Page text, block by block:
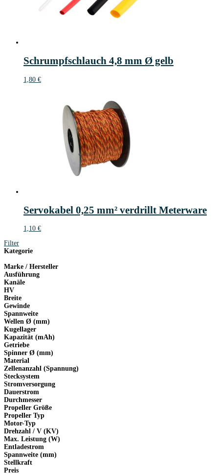
Schrumpfschlauch 4,8 mm Ø gelb
1,80 €
Servokabel 0,25 mm² verdrillt Meterware
1,10 €
Filter
Kategorie
Marke / Hersteller
Ausführung
Kanäle
HV
Breite
Gewinde
Spannweite
Wellen Ø (mm)
Kugellager
Kapazität (mAh)
Getriebe
Spinner Ø (mm)
Material
Zellenanzahl (Spannung)
Stecksystem
Stromversorgung
Dauerstrom
Durchmesser
Propeller Größe
Propeller Typ
Motor-Typ
Drehzahl / V (KV)
Max. Leistung (W)
Entladestrom
Spannweite (mm)
Stellkraft
Preis